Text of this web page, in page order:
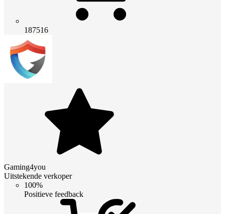
187516
Gaming4you
Uitstekende verkoper
100%
Positieve feedback